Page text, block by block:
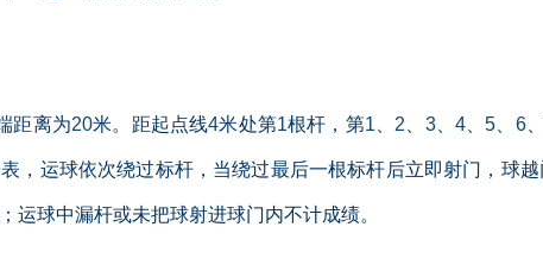
距离为20米。距起点线4米处第1根杆，第1 2 3、 4、5 6、
，运球依次绕过标杆，当绕过最后一根标杆后立即射门，球
运球中漏杆或未把球射进球门内不计成绩。